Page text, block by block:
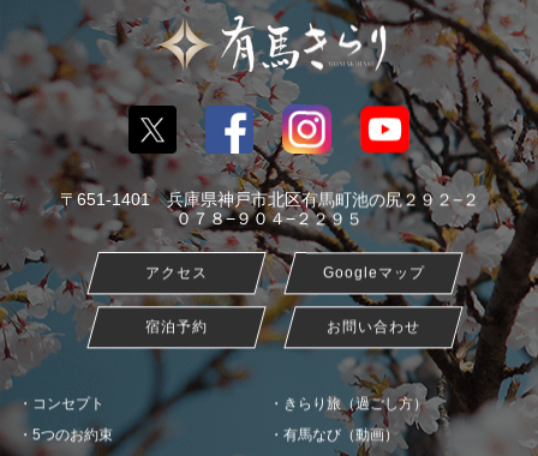
〒651-1401 兵庫県神戸市北区有馬町池の尻２９２−２
０７８−９０４−２２９５
アクセス Googleマップ
宿泊予約 お問い合わせ
コンセプト
5つのお約束
きらり旅（過ごし方）
有馬なび（動画）